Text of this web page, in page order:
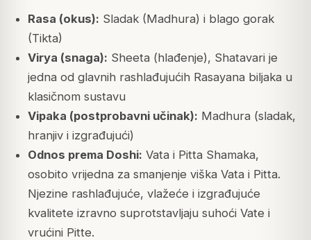
Rasa (okus): Sladak (Madhura) i blago gorak
(Tikta)
Virya (snaga): Sheeta (hlađenje), Shatavari je
jedna od glavnih rashlađujućih Rasayana biljaka u
klasičnom sustavu
Vipaka (postprobavni učinak): Madhura (sladak,
hranjiv i izgrađujući)
Odnos prema Doshi: Vata i Pitta Shamaka,
osobito vrijedna za smanjenje viška Vata i Pitta.
Njezine rashlađujuće, vlažeće i izgrađujuće
kvalitete izravno suprotstavljaju suhoći Vate i
vrućini Pitte.